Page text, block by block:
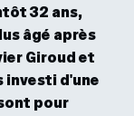
32 ans,
âgé après
Giroud et
investi d'une
pour